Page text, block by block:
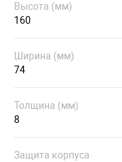
Высота (мм)
160
Ширина (мм)
74
Толщина (мм)
8
Защита корпуса